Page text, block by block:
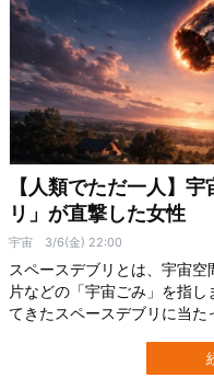
【人類でただ一人】
リ」が直撃した女性
宇宙 3/6(金) 22:00
スペースデブリとは、宇宙
片などの「宇宙ごみ」を指
てきたスペースデブリに当た
（Lottie Williams）さんです
は、1997年1月22日のこと